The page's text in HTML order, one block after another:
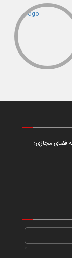
مرکزی تهران؛ 66014205 - 021 سامانه فضای مجازی؛